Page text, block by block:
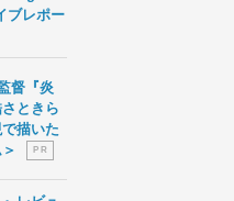
ブレポー
督『炎
ときら
描いた
P R